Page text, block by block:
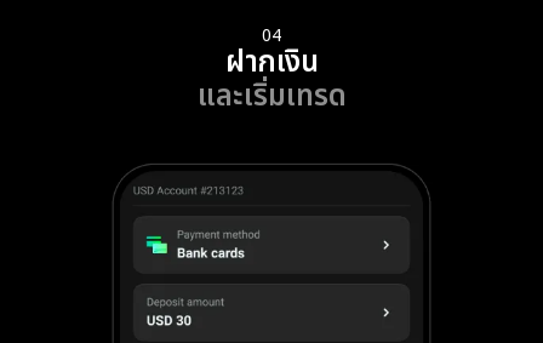
04
ฝากเงิน
และเริ่มเทรด